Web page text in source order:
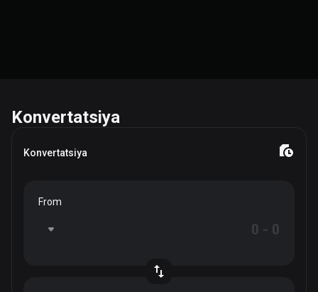
Konvertatsiya
Konvertatsiya
From